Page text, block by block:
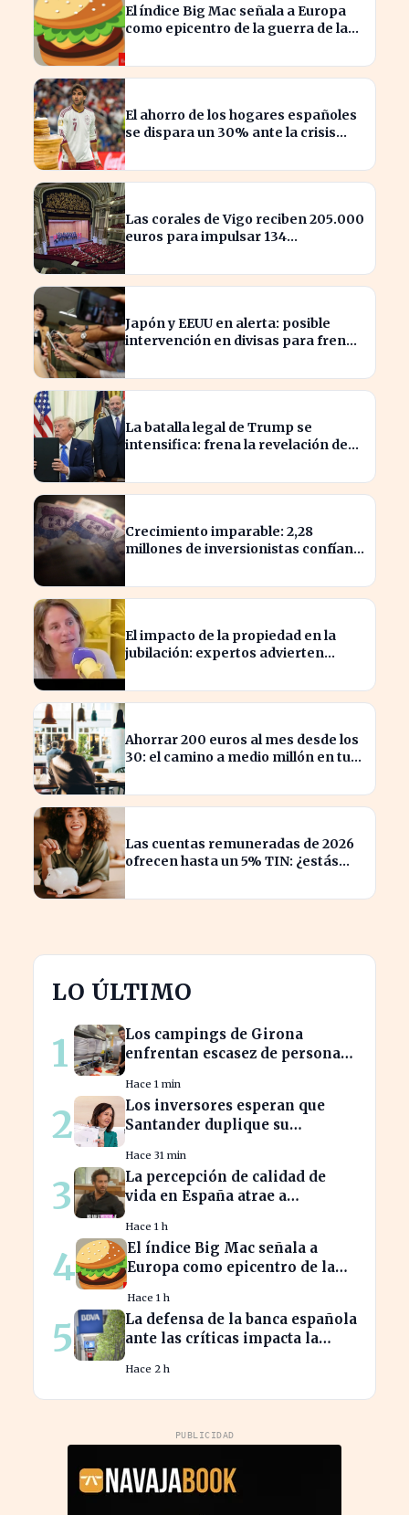
El índice Big Mac señala a Europa
como epicentro de la guerra de la
El ahorro de los hogares españoles
se dispara un 30% ante la crisis
Las corales de Vigo reciben 205.000
euros para impulsar 134
Japón y EEUU en alerta: posible
intervención en divisas para frenar
La batalla legal de Trump se
intensifica: frena la revelación de
Crecimiento imparable: 2,28
millones de inversionistas confían
billones
El impacto de la propiedad en la
jubilación: expertos advierten
Ahorrar 200 euros al mes desde los
30: el camino a medio millón en tu
Las cuentas remuneradas de 2026
ofrecen hasta un 5% TIN: ¿estás
LO ÚLTIMO
1
Los campings de Girona
enfrentan escasez de personal
cubrirla
Hace 1 min
2
Los inversores esperan que
Santander duplique su
GVC Gaesco
Hace 31 min
3
La percepción de calidad de
vida en España atrae a
más altos
Hace 1 h
4
El índice Big Mac señala a
Europa como epicentro de la
Hace 1 h
5
La defensa de la banca española
ante las críticas impacta la
hipotecario
Hace 2 h
PUBLICIDAD